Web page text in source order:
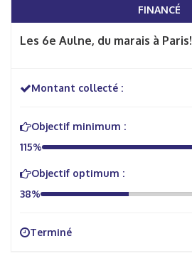
FINANCÉ
Les 6e Aulne, du marais à Paris!
Montant collecté :
Objectif minimum :
115%
Objectif optimum :
38%
Terminé